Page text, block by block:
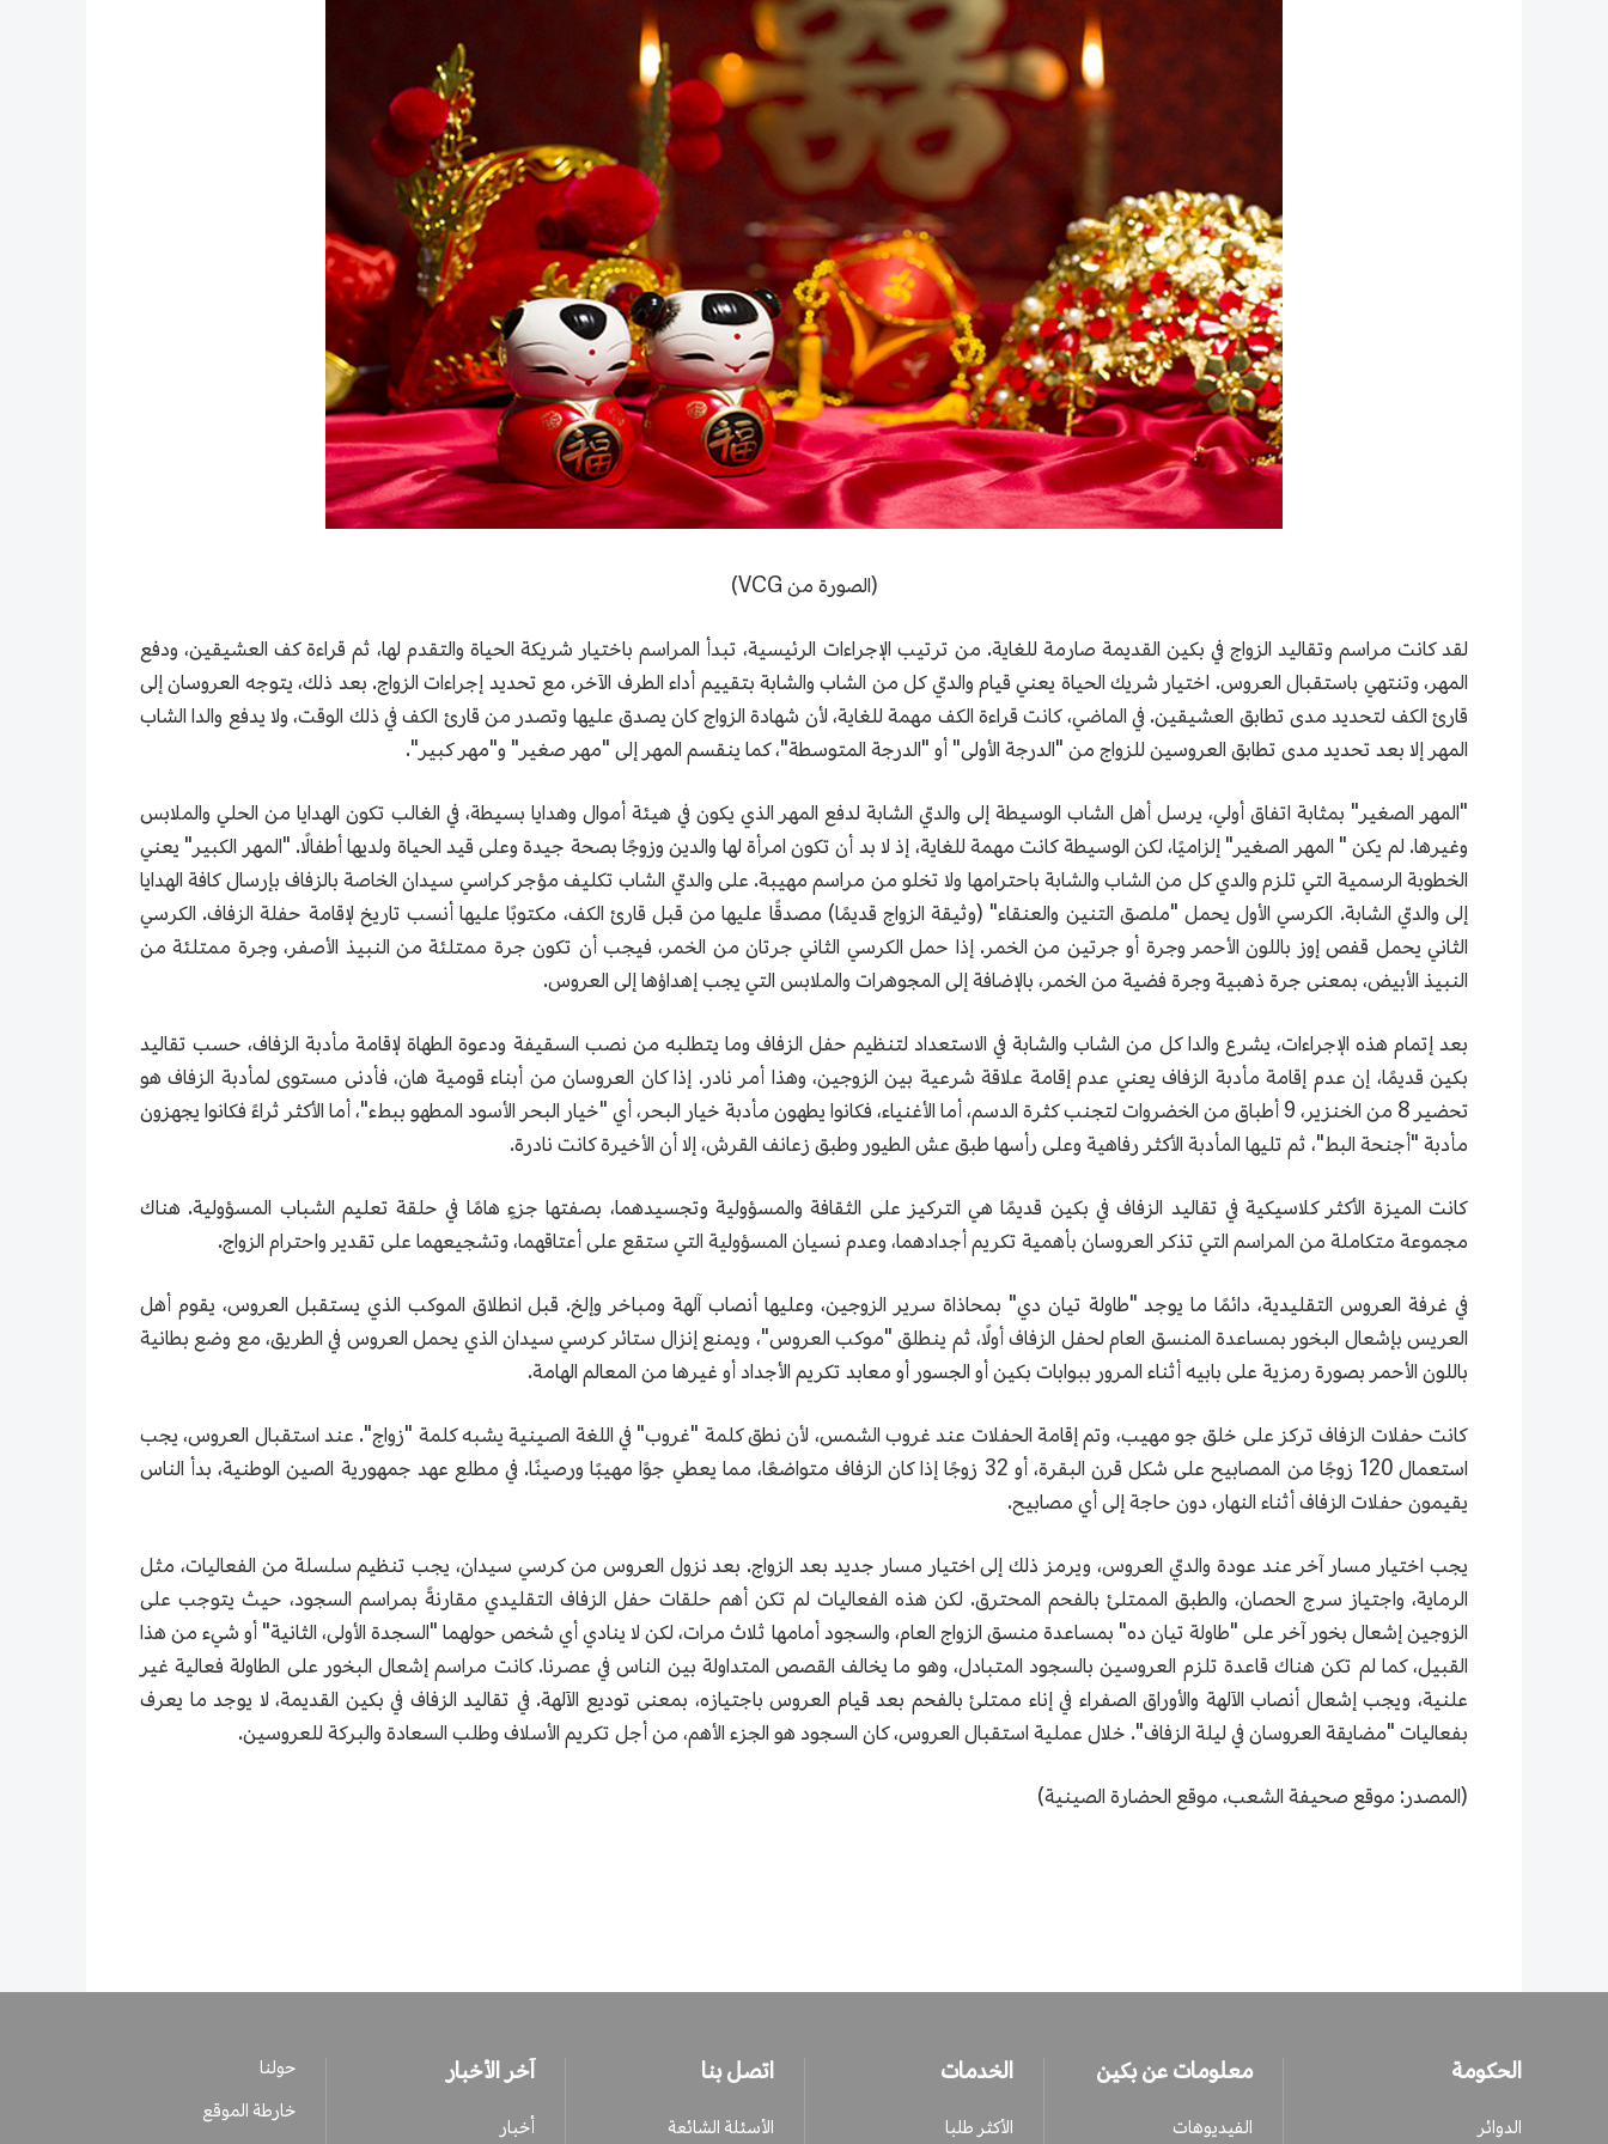
(الصورة من VCG)
لقد كانت مراسم وتقاليد الزواج في بكين القديمة صارمة للغاية. من ترتيب الإجراءات الرئيسية، تبدأ المراسم باختيار شريكة الحياة والتقدم لها، ثم قراءة كف العشيقين، ودفع
المهر، وتنتهي باستقبال العروس. اختيار شريك الحياة يعني قيام والديّ كل من الشاب والشابة بتقييم أداء الطرف الآخر، مع تحديد إجراءات الزواج. بعد ذلك، يتوجه العروسان إلى
قارئ الكف لتحديد مدى تطابق العشيقين. في الماضي، كانت قراءة الكف مهمة للغاية، لأن شهادة الزواج كان يصدق عليها وتصدر من قارئ الكف في ذلك الوقت، ولا يدفع والدا الشاب
المهر إلا بعد تحديد مدى تطابق العروسين للزواج من "الدرجة الأولى" أو "الدرجة المتوسطة"، كما ينقسم المهر إلى "مهر صغير" و"مهر كبير".
"المهر الصغير" بمثابة اتفاق أولي، يرسل أهل الشاب الوسيطة إلى والديّ الشابة لدفع المهر الذي يكون في هيئة أموال وهدايا بسيطة، في الغالب تكون الهدايا من الحلي والملابس
وغيرها. لم يكن " المهر الصغير" إلزاميًا، لكن الوسيطة كانت مهمة للغاية، إذ لا بد أن تكون امرأة لها والدين وزوجًا بصحة جيدة وعلى قيد الحياة ولديها أطفالًا. "المهر الكبير" يعني
الخطوبة الرسمية التي تلزم والدي كل من الشاب والشابة باحترامها ولا تخلو من مراسم مهيبة. على والديّ الشاب تكليف مؤجر كراسي سيدان الخاصة بالزفاف بإرسال كافة الهدايا
إلى والديّ الشابة. الكرسي الأول يحمل "ملصق التنين والعنقاء" (وثيقة الزواج قديمًا) مصدقًا عليها من قبل قارئ الكف، مكتوبًا عليها أنسب تاريخ لإقامة حفلة الزفاف. الكرسي
الثاني يحمل قفص إوز باللون الأحمر وجرة أو جرتين من الخمر. إذا حمل الكرسي الثاني جرتان من الخمر، فيجب أن تكون جرة ممتلئة من النبيذ الأصفر، وجرة ممتلئة من
النبيذ الأبيض، بمعنى جرة ذهبية وجرة فضية من الخمر، بالإضافة إلى المجوهرات والملابس التي يجب إهداؤها إلى العروس.
بعد إتمام هذه الإجراءات، يشرع والدا كل من الشاب والشابة في الاستعداد لتنظيم حفل الزفاف وما يتطلبه من نصب السقيفة ودعوة الطهاة لإقامة مأدبة الزفاف، حسب تقاليد
بكين قديمًا، إن عدم إقامة مأدبة الزفاف يعني عدم إقامة علاقة شرعية بين الزوجين، وهذا أمر نادر. إذا كان العروسان من أبناء قومية هان، فأدنى مستوى لمأدبة الزفاف هو
تحضير 8 من الخنزير، 9 أطباق من الخضروات لتجنب كثرة الدسم، أما الأغنياء، فكانوا يطهون مأدبة خيار البحر، أي "خيار البحر الأسود المطهو ببطء"، أما الأكثر ثراءً فكانوا يجهزون
مأدبة "أجنحة البط"، ثم تليها المأدبة الأكثر رفاهية وعلى رأسها طبق عش الطيور وطبق زعانف القرش، إلا أن الأخيرة كانت نادرة.
كانت الميزة الأكثر كلاسيكية في تقاليد الزفاف في بكين قديمًا هي التركيز على الثقافة والمسؤولية وتجسيدهما، بصفتها جزءٍ هامًا في حلقة تعليم الشباب المسؤولية. هناك
مجموعة متكاملة من المراسم التي تذكر العروسان بأهمية تكريم أجدادهما، وعدم نسيان المسؤولية التي ستقع على أعتاقهما، وتشجيعهما على تقدير واحترام الزواج.
في غرفة العروس التقليدية، دائمًا ما يوجد "طاولة تيان دي" بمحاذاة سرير الزوجين، وعليها أنصاب آلهة ومباخر وإلخ. قبل انطلاق الموكب الذي يستقبل العروس، يقوم أهل
العريس بإشعال البخور بمساعدة المنسق العام لحفل الزفاف أولًا، ثم ينطلق "موكب العروس"، ويمنع إنزال ستائر كرسي سيدان الذي يحمل العروس في الطريق، مع وضع بطانية
باللون الأحمر بصورة رمزية على بابيه أثناء المرور ببوابات بكين أو الجسور أو معابد تكريم الأجداد أو غيرها من المعالم الهامة.
كانت حفلات الزفاف تركز على خلق جو مهيب، وتم إقامة الحفلات عند غروب الشمس، لأن نطق كلمة "غروب" في اللغة الصينية يشبه كلمة "زواج". عند استقبال العروس، يجب
استعمال 120 زوجًا من المصابيح على شكل قرن البقرة، أو 32 زوجًا إذا كان الزفاف متواضعًا، مما يعطي جوًا مهيبًا ورصينًا. في مطلع عهد جمهورية الصين الوطنية، بدأ الناس
يقيمون حفلات الزفاف أثناء النهار، دون حاجة إلى أي مصابيح.
يجب اختيار مسار آخر عند عودة والديّ العروس، ويرمز ذلك إلى اختيار مسار جديد بعد الزواج. بعد نزول العروس من كرسي سيدان، يجب تنظيم سلسلة من الفعاليات، مثل
الرماية، واجتياز سرج الحصان، والطبق الممتلئ بالفحم المحترق. لكن هذه الفعاليات لم تكن أهم حلقات حفل الزفاف التقليدي مقارنةً بمراسم السجود، حيث يتوجب على
الزوجين إشعال بخور آخر على "طاولة تيان ده" بمساعدة منسق الزواج العام، والسجود أمامها ثلاث مرات، لكن لا ينادي أي شخص حولهما "السجدة الأولى، الثانية" أو شيء من هذا
القبيل، كما لم تكن هناك قاعدة تلزم العروسين بالسجود المتبادل، وهو ما يخالف القصص المتداولة بين الناس في عصرنا. كانت مراسم إشعال البخور على الطاولة فعالية غير
علنية، ويجب إشعال أنصاب الآلهة والأوراق الصفراء في إناء ممتلئ بالفحم بعد قيام العروس باجتيازه، بمعنى توديع الآلهة. في تقاليد الزفاف في بكين القديمة، لا يوجد ما يعرف
بفعاليات "مضايقة العروسان في ليلة الزفاف". خلال عملية استقبال العروس، كان السجود هو الجزء الأهم، من أجل تكريم الأسلاف وطلب السعادة والبركة للعروسين.
(المصدر: موقع صحيفة الشعب، موقع الحضارة الصينية)
الحكومة
الدوائر
معلومات عن بكين
الفيديوهات
الخدمات
الأكثر طلبا
اتصل بنا
الأسئلة الشائعة
آخر الأخبار
أخبار
حولنا
خارطة الموقع